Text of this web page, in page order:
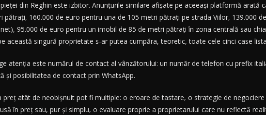
din Reghin este izbitor. Anunțurile similare afișate pe aceeași platformă arată
pătrați, 160.000 de euro pentru una de 105 metri pătrați pe strada Viilor, 139.000
95.000 de euro pentru un imobil de 85 de metri pătrați în zona centrală sau
această singură proprietate s-ar putea cumpăra, teoretic, toate cele cinci case
atenția este numărul de contact al vânzătorului: un număr de telefon cu prefix
și posibilitatea de contact prin WhatsApp.
preț atât de neobișnuit pot fi multiple: o eroare de tastare, o strategie de
în preț sau, pur și simplu, o evaluare proprie a proprietarului care nu reflectă